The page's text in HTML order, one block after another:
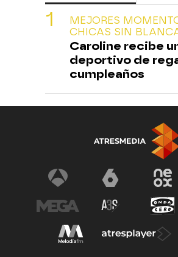
MEJORES
CHICAS SIN
Caroline recibe
deportivo de
cumpleaños